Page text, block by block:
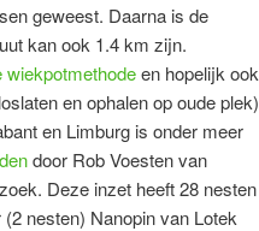
geweest. Daarna is de
kan ook 1.4 km zijn.
wiekpotmethodeen hopelijk ook
en ophalen op oude plek)
en Limburg is onder meer
door Rob Voesten van
Deze inzet heeft 28 nesten
nesten) Nanopin van Lotek